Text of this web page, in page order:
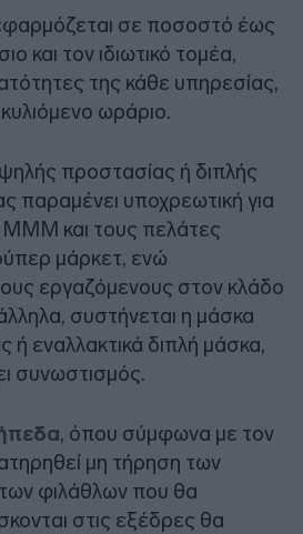
σε ποσοστό έως
και τον ιδιωτικό τομέα,
της κάθε υπηρεσίας,
ωράριο.
προστασίας ή διπλής
παραμένει υποχρεωτική για
ΜΜΜ και τους πελάτες
μάρκετ, ενώ
εργαζόμενους στον κλάδο
συστήνεται η μάσκα
εναλλακτικά διπλή μάσκα,
συνωστισμός.
, όπου σύμφωνα με τον
μη τήρηση των
φιλάθλων που θα
στις εξέδρες θα